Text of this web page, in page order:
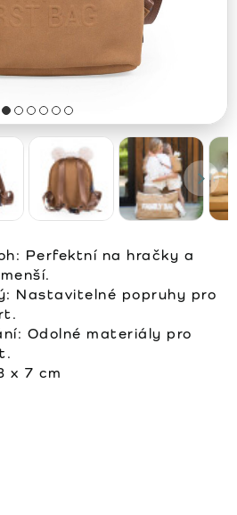
Perfektní na hračky a
Nastavitelné popruhy pro
Odolné materiály pro
x 7 cm